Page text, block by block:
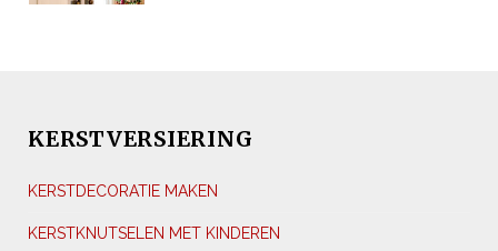
KERSTVERSIERING
KERSTDECORATIE MAKEN
KERSTKNUTSELEN MET KINDEREN